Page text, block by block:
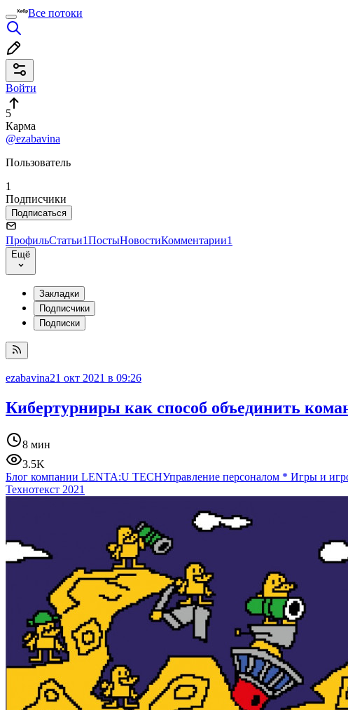
Все потоки
Войти
5
Карма
@ezabavina
Пользователь
1
Подписчики
Подписаться
ПрофильСтатьи1ПостыНовостиКомментарии1
Ещё
Закладки
Подписчики
Подписки
ezabavina21 окт 2021 в 09:26
Кибертурниры как способ объединить
8 мин
3.5K
Блог компании LENTA:U TECHУправление персоналом * Игры и
Технотекст 2021